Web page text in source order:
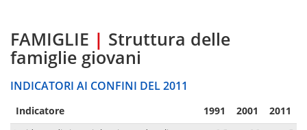
FAMIGLIE | Struttura delle
famiglie giovani
INDICATORI AI CONFINI DEL 2011
Indicatore 1991 2001 2011